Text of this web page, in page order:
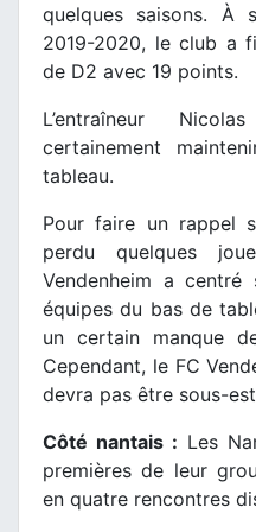
quelques saisons. À
2019-2020, le club a
de D2 avec 19 points.
L’entraîneur
certainement
tableau.
Pour faire un rappel
perdu quelques
Vendenheim a
équipes du bas de
un certain manque
Cependant, le FC
devra pas être sous-
Côté nantais : Les
premières de leur
en quatre rencontres